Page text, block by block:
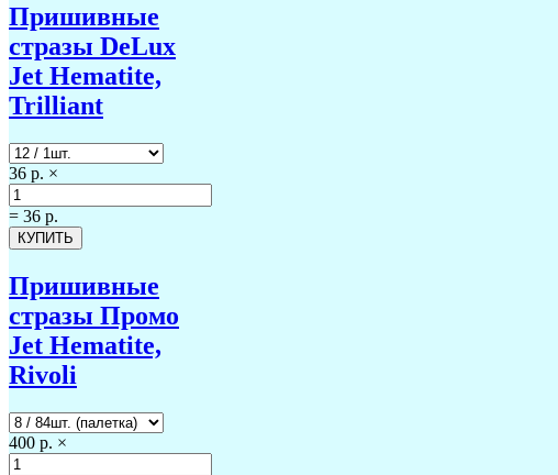
Пришивные
стразы DeLux
Jet Hematite,
Trilliant
36 р. ×
= 36 р.
Пришивные
стразы Промо
Jet Hematite,
Rivoli
400 р. ×